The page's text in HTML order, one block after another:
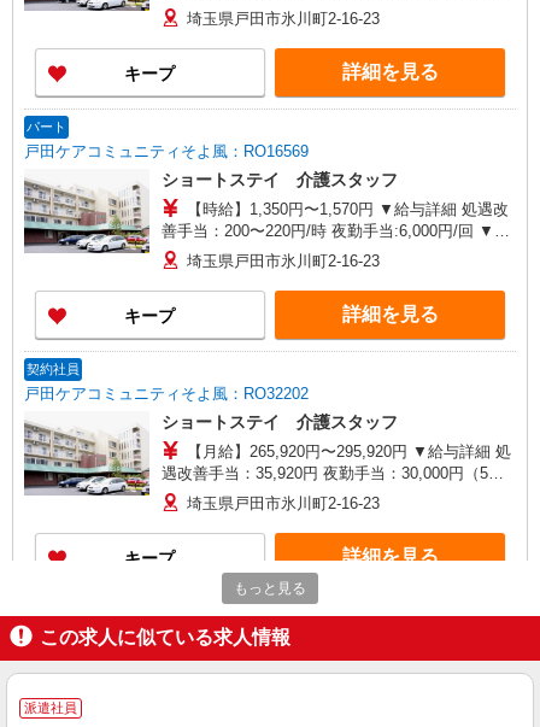
年始手当：380円/時 寸志あり：年2回（6月・12
月） ※業績による ※処遇改善手当は試用期間中(3
ヶ月)は支給なし
埼玉県戸田市氷川町2-16-23
キープ 詳細を見る
パート
戸田ケアコミュニティそよ風：RO16569
ショートステイ 介護スタッフ
【時給】1,350円〜1,570円 ▼給与詳細 処遇改
善手当：200〜220円/時 夜勤手当:6,000円/回 ▼下
記別途支給 通勤手当 年末年始手当：380円/時 寸
志あり：年2回（6月・12月） ※業績による ※処
遇改善手当は試用期間中(3ヶ月)は支給なし
埼玉県戸田市氷川町2-16-23
キープ 詳細を見る
契約社員
戸田ケアコミュニティそよ風：RO32202
ショートステイ 介護スタッフ
【月給】265,920円〜295,920円 ▼給与詳細 処
遇改善手当：35,920円 夜勤手当：30,000円（5回
分） ※6回目以降は1回6,000円支給 ▼下記別途支
給 通勤手当 年末年始手当：380円/時 寸志あり：
年2回（6月・12月） ※業績による 特別報酬：平
均34.1万円（最高額135万円） ※2025年6月支給実
績 ※処遇改善手当は試用期間中(3ヶ月)は支給なし
埼玉県戸田市氷川町2-16-23
キープ 詳細を見る
戸田ケアコミュニティそよ風：RO29490
グループホーム 介護スタッフ
もっと見る
この求人に似ている求人情報
派遣社員